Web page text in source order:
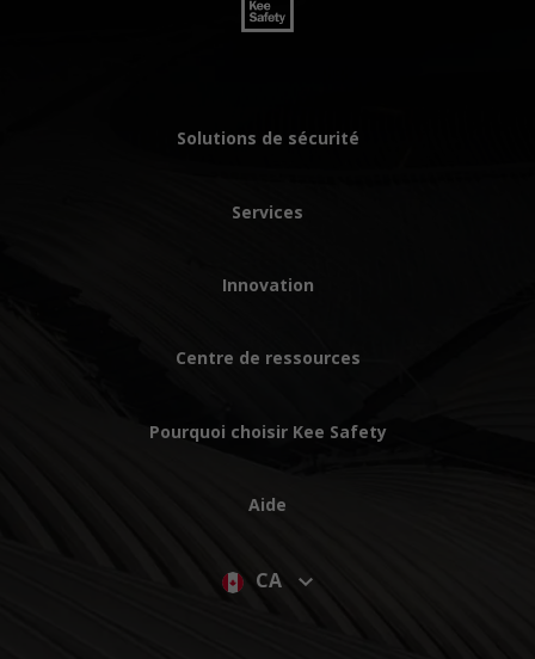
Solutions de sécurité
Services
Innovation
Centre de ressources
Pourquoi choisir Kee Safety
Aide
CA